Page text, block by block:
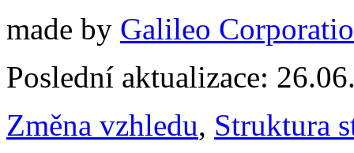
made by Galileo
Poslední aktualizace:
Změna vzhledu, Struktura